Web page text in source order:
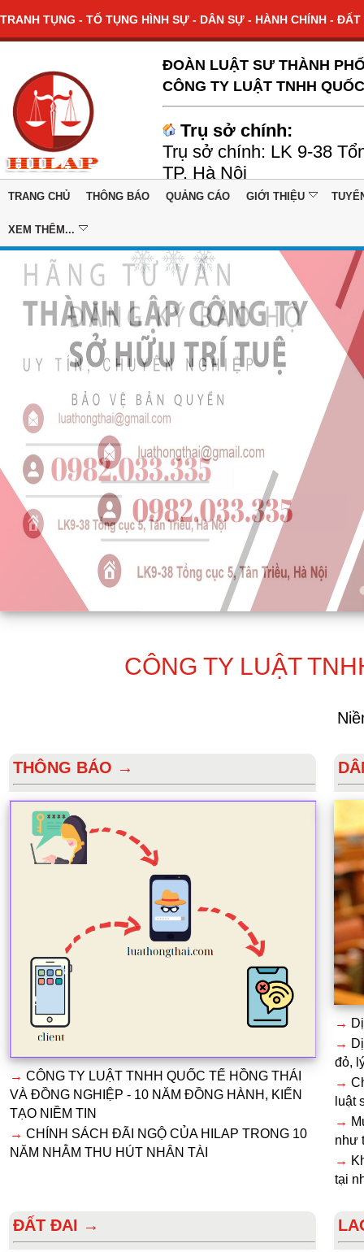
TRANH TỤNG - TỐ TỤNG HÌNH SỰ - DÂN SỰ - HÀNH CHÍNH -
ĐOÀN LUẬT SƯ THÀNH
CÔNG TY LUẬT TNHH
Trụ sở chính:
Trụ sở chính: LK 9-38
TP. Hà Nội
TRANG CHỦ THÔNG BÁO QUẢNG CÁO GIỚI THIỆU
XEM THÊM...
CÔNG TY LUẬT
THÔNG BÁO →
→ CÔNG TY LUẬT TNHH QUỐC TẾ HỒNG THÁI
VÀ ĐỒNG NGHIỆP - 10 NĂM ĐỒNG HÀNH, KIẾN
TẠO NIỀM TIN
→ CHÍNH SÁCH ĐÃI NGỘ CỦA HILAP TRONG 10
NĂM NHẰM THU HÚT NHÂN TÀI
→
→
đỏ,
→
luật
→
như
→
tại
ĐẤT ĐAI →